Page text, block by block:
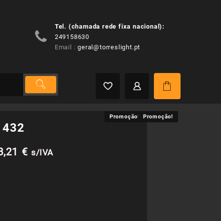
Tel. (chamada rede fixa nacional):
249158630
Email :geral@torreslight.pt
Promoção!
€Os/IVA
Promoção!